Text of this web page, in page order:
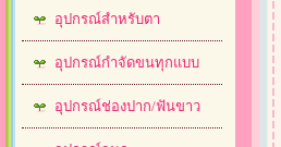
อุปกรณ์สำหรับตา
อุปกรณ์กำจัดขนทุกแบบ
อุปกรณ์ช่องปาก/ฟันขาว